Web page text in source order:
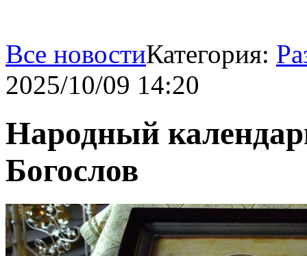
Все новостиКатегория:
2025/10/09 14:20
Народный
Богослов